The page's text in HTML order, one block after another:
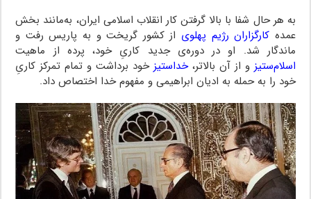
به هر حال شفا با بالا گرفتن کار انقلاب اسلامی ایران، به‌مانند بخش
عمده کارگزاران رژیم پهلوی از کشور گریخت و به پاریس رفت و
ماندگار شد. او در دوره‌ی جدید کاریِ خود، پرده از ماهیت
اسلام‌ستیز و از آن بالاتر،خداستیز خود برداشت و تمام تمرکز کاریِ
خود را به حمله به ادیان ابراهیمی و مفهوم خدا اختصاص داد.